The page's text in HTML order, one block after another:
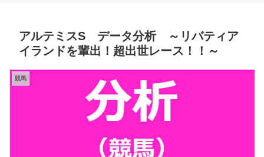
アルテミスS データ分析 ～リバティア
イランドを輩出！超出世レース！！～
競馬